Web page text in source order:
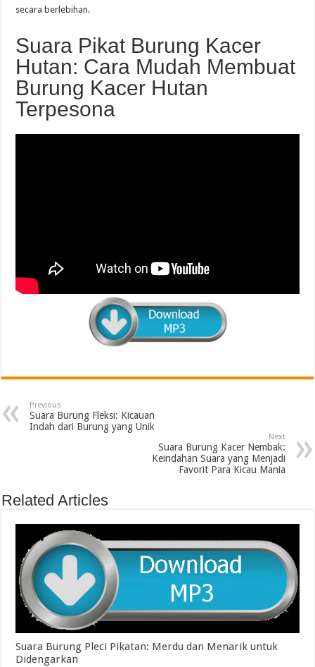
secara berlebihan.
Suara Pikat Burung Kacer
Hutan: Cara Mudah Membuat
Burung Kacer Hutan
Terpesona
Previous
Suara Burung Fleksi: Kicauan
Indah dari Burung yang Unik
Next
Suara Burung Kacer Nembak:
Keindahan Suara yang Menjadi
Favorit Para Kicau Mania
Related Articles
Suara Burung Pleci Pikatan: Merdu dan Menarik untuk
Didengarkan